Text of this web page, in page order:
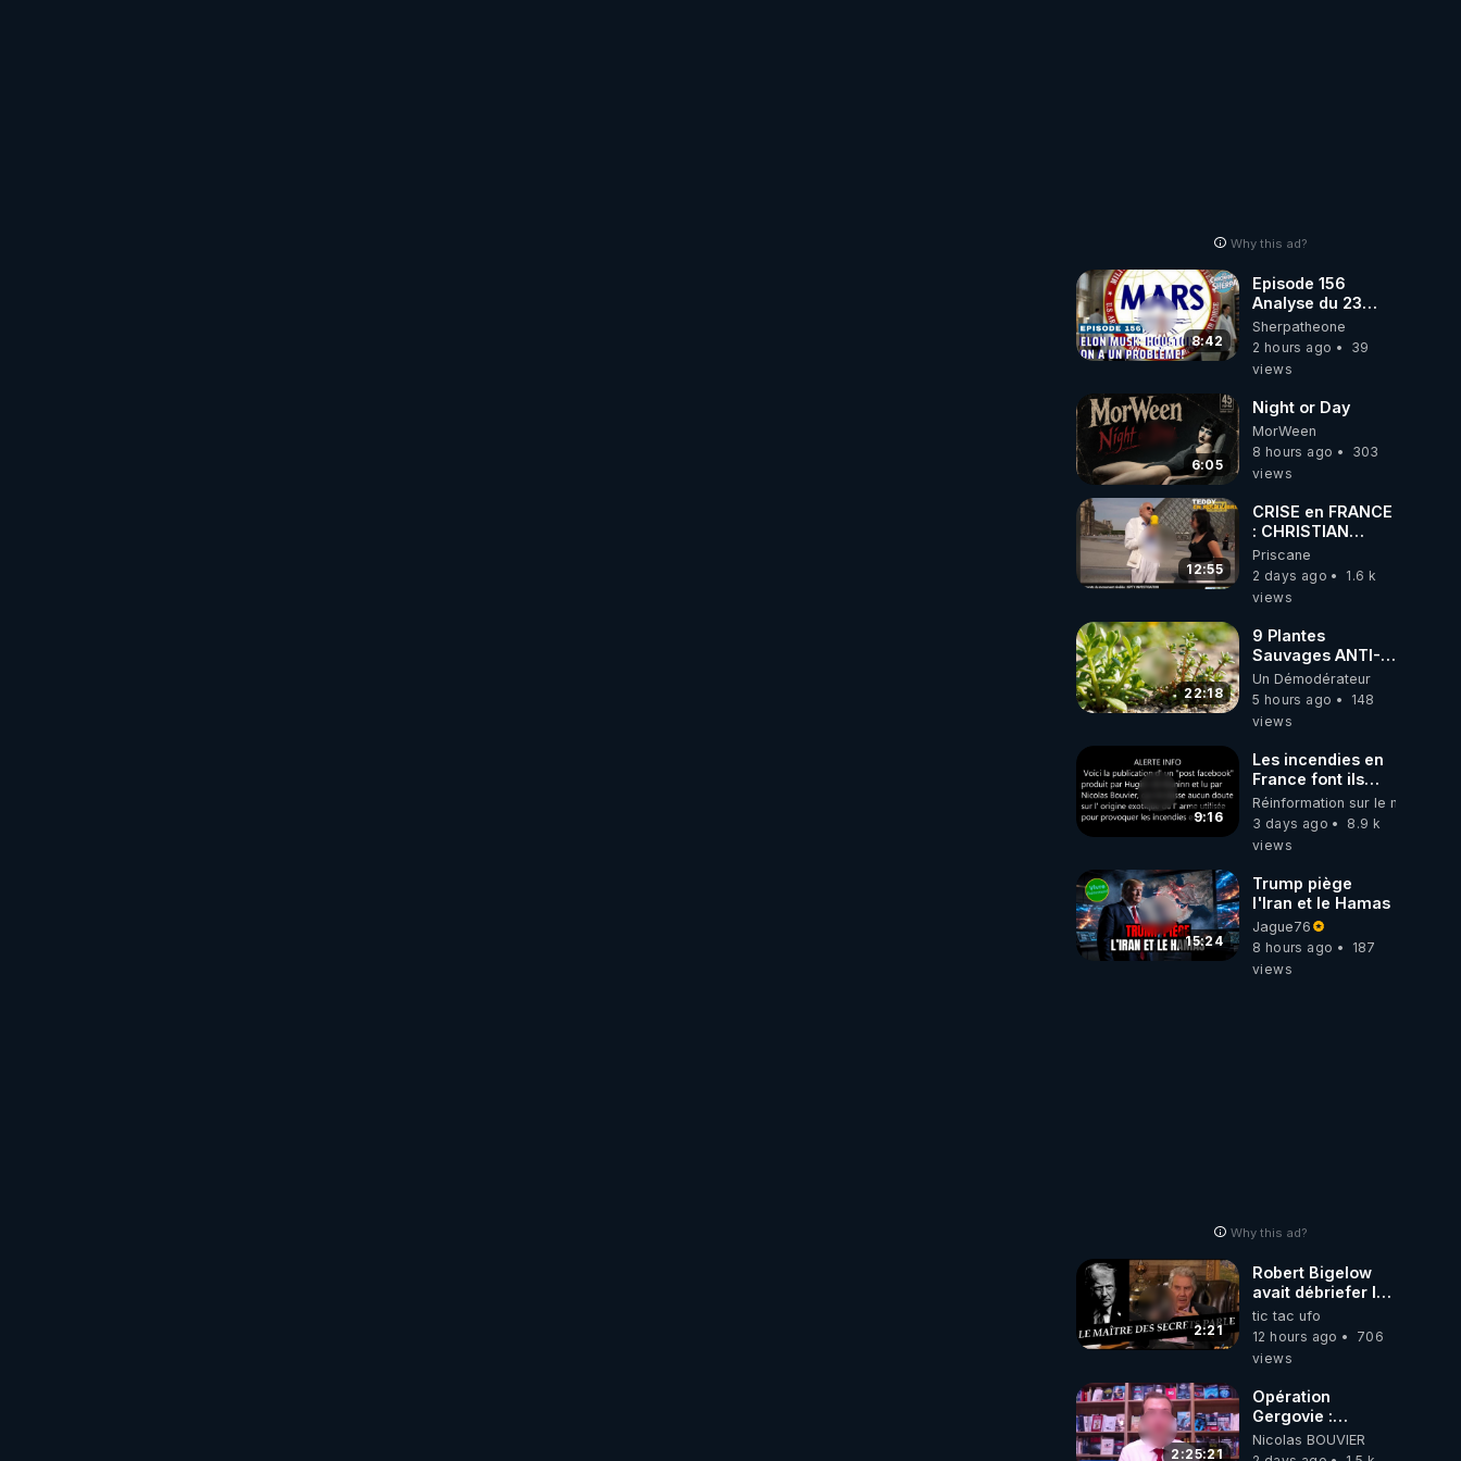
Why this ad?
8:42
Episode 156
Analyse du 23
février 2025 Elon
Musk : Houston ,
on a un problème
Sherpatheone
2 hours ago
39
views
6:05
Night or Day
MorWeen
8 hours ago
303
views
12:55
CRISE en FRANCE
: CHRISTIAN
COTTEN FAIT une
étrange
découverte
Priscane
2 days ago
1.6 k
views
22:18
9 Plantes
Sauvages ANTI-
FAMINE: ces
Ressources
Haies
Un Démodérateur
5 hours ago
148
views
9:16
Les incendies en
France font ils
partie d' un plan
qui aurait débuté
le 11 septembre
Réinformation sur le monde
3 days ago
8.9 k
views
15:24
Trump piège
l'Iran et le Hamas
Jague76
8 hours ago
187
views
Why this ad?
2:21
Robert Bigelow
avait débriefer le
pédophile
génocidaire de
donald j trump
tic tac ufo
12 hours ago
706
views
2:25:21
Opération
Gergovie :
‪@38resistancegauloise‬
‪@MarionSigautOfficiel‬
Nicolas BOUVIER